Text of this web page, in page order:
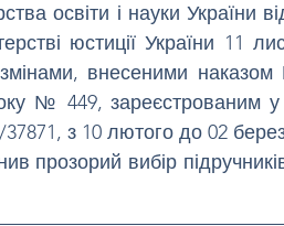
освіти і науки України
юстиції України 11
внесеними наказом
№ 449, зареєстрованим у
з 10 лютого до 02
прозорий вибір